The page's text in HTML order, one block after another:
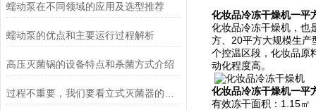
蠕动泵在不同领域的应用及选型推荐
蠕动泵的优点和主要运行过程解析
高压灭菌锅的设备特点和杀菌方式介绍
化妆品冷冻干燥机一平
化妆品冷冻干燥机，也
方、20平方大规模生产
个控温区段，化妆品原
动化程度高。
化妆品冷冻干燥机一平
有效冻干面积：1.15㎡